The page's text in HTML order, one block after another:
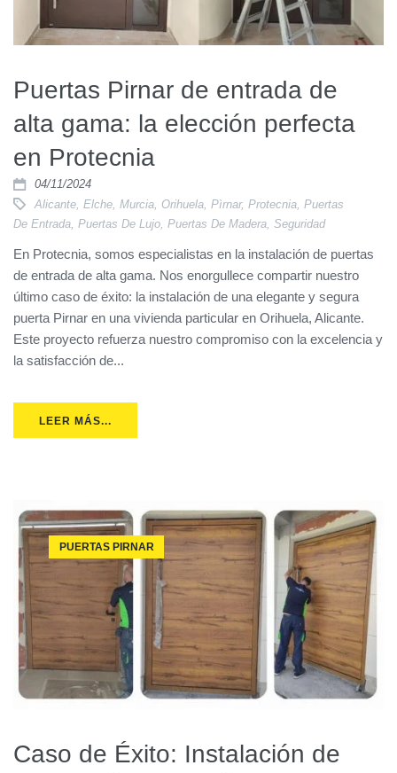
Puertas Pirnar de entrada de
alta gama: la elección perfecta
en Protecnia
04/11/2024
Alicante Elche Murcia Orihuela Pìrnar, Protecnia Puertas
De Entrada, Puertas De Lujo, Puertas De Madera, Seguridad
En Protecnia, somos especialistas en la instalación de puertas
de entrada de alta gama. Nos enorgullece compartir nuestro
último caso de éxito: la instalación de una elegante y segura
puerta Pirnar en una vivienda particular en Orihuela, Alicante.
Este proyecto refuerza nuestro compromiso con la excelencia y
la satisfacción de...
LEER MÁS...
PUERTAS PIRNAR
Caso de Éxito: Instalación de